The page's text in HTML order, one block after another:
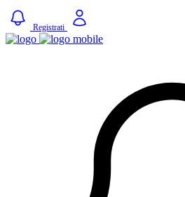
Registrati